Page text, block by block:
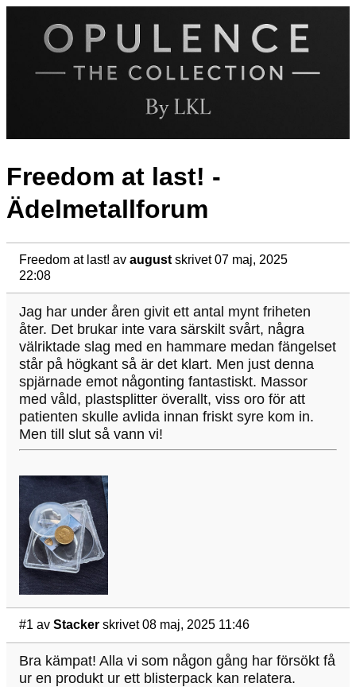
Freedom at last! -
Ädelmetallforum
Freedom at last! av august skrivet 07 maj, 2025
22:08
Jag har under åren givit ett antal mynt friheten
åter. Det brukar inte vara särskilt svårt, några
välriktade slag med en hammare medan fängelset
står på högkant så är det klart. Men just denna
spjärnade emot någonting fantastiskt. Massor
med våld, plastsplitter överallt, viss oro för att
patienten skulle avlida innan friskt syre kom in.
Men till slut så vann vi!
#1 av Stacker skrivet 08 maj, 2025 11:46
Bra kämpat! Alla vi som någon gång har försökt få
ur en produkt ur ett blisterpack kan relatera.